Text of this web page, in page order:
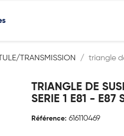
TRANSMISSION
triangle
TRIANGLE DE
SERIE 1 E81 - E87
Référence: 616110469